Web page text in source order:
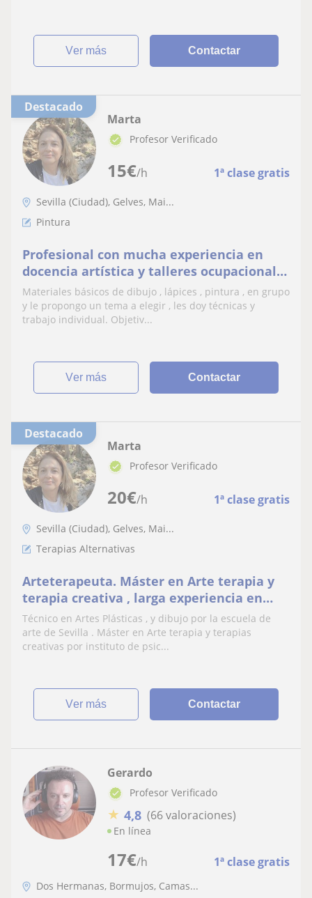
ver más Contactar
Destacado
15€/h 1ª clase gratis
Marta
Profesor Verificado
Sevilla (Ciudad), Gelves, Mai...
Pintura
Profesional con mucha experiencia en
docencia artística y talleres ocupacional
de arte a niños y adultos . Entusiasta con
empatía.
Materiales básicos de dibujo , lápices , pintura , en grupo
y le propongo un tema a elegir , les doy técnicas y
trabajo individual. Objetiv...
ver más Contactar
Destacado
20€/h 1ª clase gratis
Marta
Profesor Verificado
Sevilla (Ciudad), Gelves, Mai...
Terapias Alternativas
Arteterapeuta. Máster en Arte terapia y
terapia creativa , larga experiencia en
talleres ocupacionales. Motivacion y
autoestima
Técnico en Artes Plásticas , y dibujo por la escuela de
arte de Sevilla . Máster en Arte terapia y terapias
creativas por instituto de psic...
ver más Contactar
17€/h 1ª clase gratis
Gerardo
Profesor Verificado
★ 4,8 (66 valoraciones)
En línea
Dos Hermanas, Bormujos, Camas...